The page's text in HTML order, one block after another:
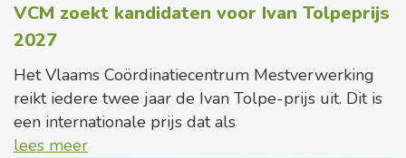
VCM zoekt kandidaten voor Ivan Tolpeprijs
2027
Het Vlaams Coördinatiecentrum Mestverwerking
reikt iedere twee jaar de Ivan Tolpe-prijs uit. Dit is
een internationale prijs dat als
lees meer